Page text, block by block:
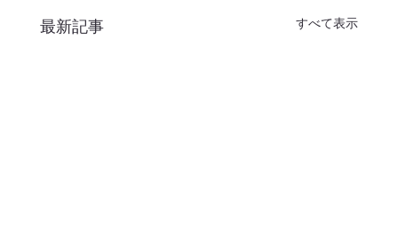
最新記事 すべて表示